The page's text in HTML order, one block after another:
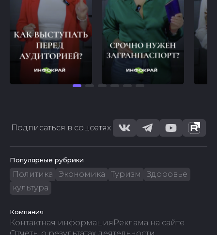
Подписаться в соцсетях
Популярные рубрики
Политика Экономика Туризм
Здоровье
культура
Компания
Контактная информация Реклама на сайте